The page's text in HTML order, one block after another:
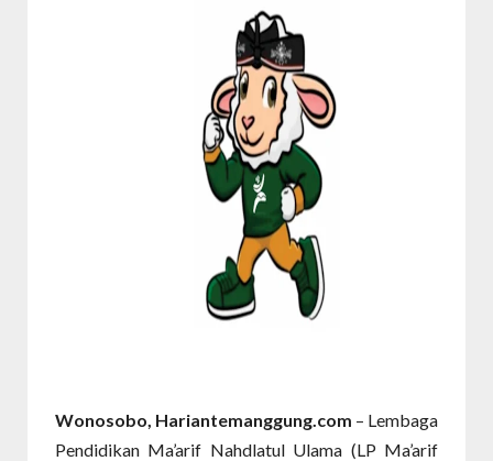
Wonosobo, Hariantemanggung.com – Lembaga
Pendidikan Ma’arif Nahdlatul Ulama (LP Ma’arif